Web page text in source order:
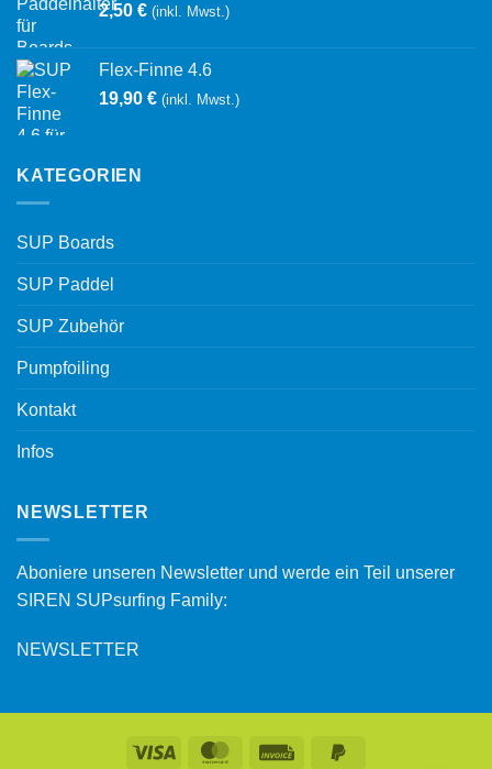
2,50 € (inkl. Mwst.)
Flex-Finne 4.6
19,90 € (inkl. Mwst.)
KATEGORIEN
SUP Boards
SUP Paddel
SUP Zubehör
Pumpfoiling
Kontakt
Infos
NEWSLETTER
Aboniere unseren Newsletter und werde ein Teil unserer
SIREN SUPsurfing Family:
NEWSLETTER